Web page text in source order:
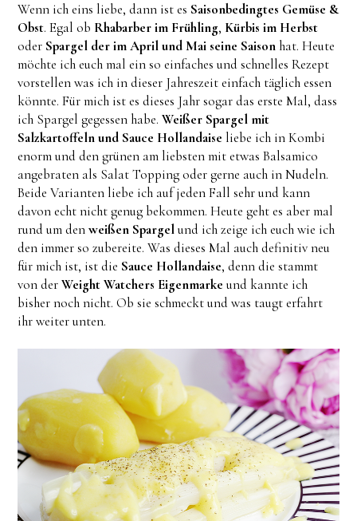
Wenn ich eins liebe, dann ist es Saisonbedingtes Gemüse &
Obst. Egal ob Rhabarber im Frühling, Kürbis im Herbst
oder Spargel der im April und Mai seine Saisonhat. Heute
möchte ich euch mal ein so einfaches und schnelles Rezept
vorstellen was ich in dieser Jahreszeit einfach täglich essen
könnte. Für mich ist es dieses Jahr sogar das erste Mal, dass
ich Spargel gegessen habe.Weißer Spargel mit
Salzkartoffeln und Sauce Hollandaise liebe ich in Kombi
enorm und den grünen am liebsten mit etwas Balsamico
angebraten als Salat Topping oder gerne auch in Nudeln.
Beide Varianten liebe ich auf jeden Fall sehr und kann
davon echt nicht genug bekommen. Heute geht es aber mal
rund um denweißen Spargelund ich zeige ich euch wie ich
den immer so zubereite. Was dieses Mal auch definitiv neu
für mich ist, ist die Sauce Hollandaise, denn die stammt
von derWeight Watchers Eigenmarke und kannte ich
bisher noch nicht. Ob sie schmeckt und was taugt erfahrt
ihr weiter unten.